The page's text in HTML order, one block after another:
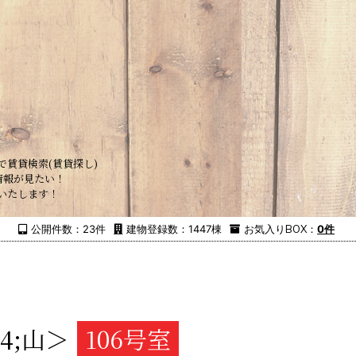
賃貸検索(賃貸探し)
が見たい！
します！
お気入りBOX ：0件
建物登録数：1447棟
公開件数：23件
山＞ 106号室